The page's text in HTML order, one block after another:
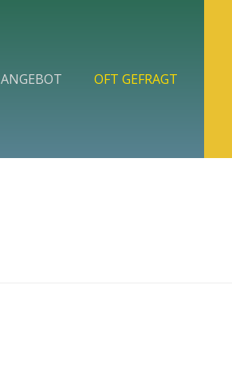
ANGEBOT OFT GEFRAGT